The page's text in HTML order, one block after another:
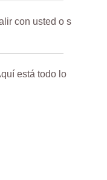
con usted o s
está todo lo